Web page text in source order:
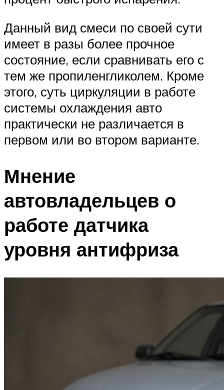
Данный вид смеси по своей сути
имеет в разы более прочное
состояние, если сравнивать его с
тем же пропиленгликолем. Кроме
этого, суть циркуляции в работе
системы охлаждения авто
практически не различается в
первом или во втором варианте.
Мнение
автовладельцев о
работе датчика
уровня антифриза